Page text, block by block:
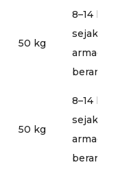
50 kg
8–14 hari
sejak
armada
50 kg
8–14 hari
sejak
armada